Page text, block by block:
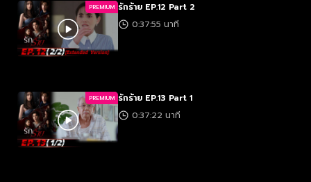
PREMIUM รักร้าย EP.12 Part 2
0:37:55 นาที
PREMIUM รักร้าย EP.13 Part 1
0:37:22 นาที